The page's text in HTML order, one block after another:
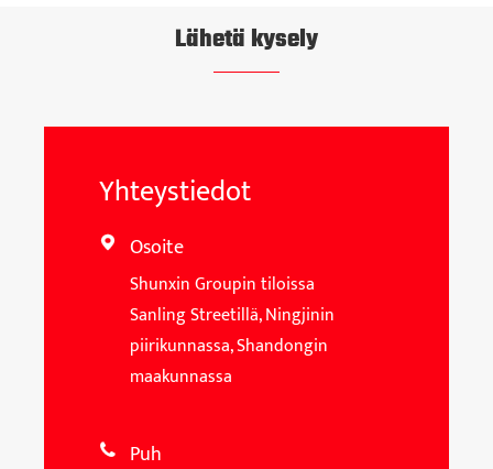
Lähetä kysely
Yhteystiedot
 Osoite
Shunxin Groupin tiloissa
Sanling Streetillä, Ningjinin
piirikunnassa, Shandongin
maakunnassa
 Puh